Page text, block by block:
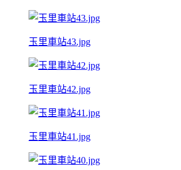
玉里車站43.jpg
玉里車站42.jpg
玉里車站41.jpg